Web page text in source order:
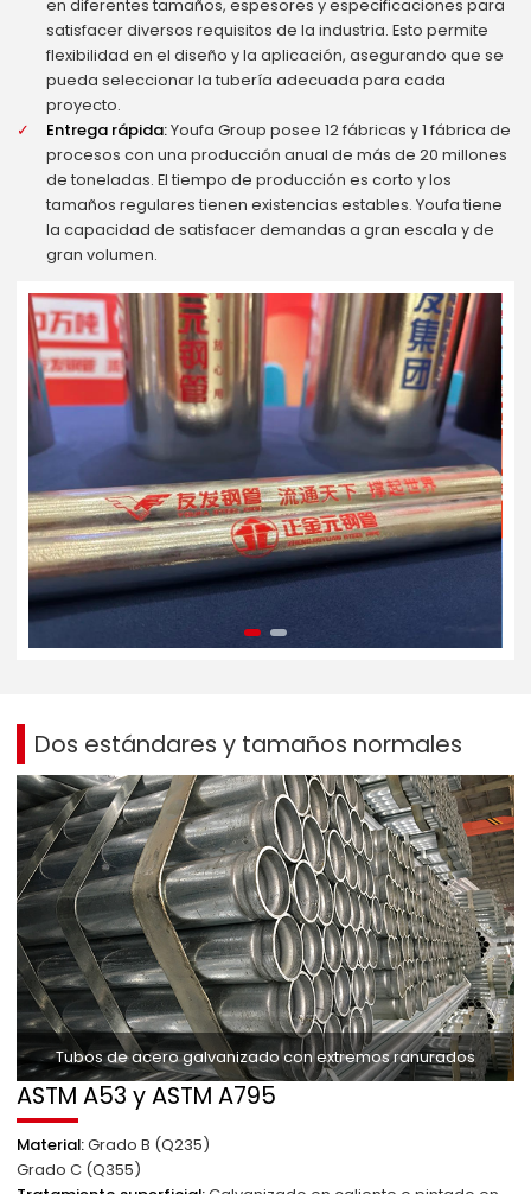
en diferentes tamaños, espesores y especificaciones para
satisfacer diversos requisitos de la industria. Esto permite
flexibilidad en el diseño y la aplicación, asegurando que se
pueda seleccionar la tubería adecuada para cada
proyecto.
Entrega rápida:Youfa Group posee 12 fábricas y 1 fábrica de
procesos con una producción anual de más de 20 millones
de toneladas. El tiempo de producción es corto y los
tamaños regulares tienen existencias estables. Youfa tiene
la capacidad de satisfacer demandas a gran escala y de
gran volumen.
Dos estándares y tamaños normales
Tubos de acero galvanizado con extremos ranurados
ASTM A53 y ASTM A795
Material:Grado B (Q235)
Grado C (Q355)